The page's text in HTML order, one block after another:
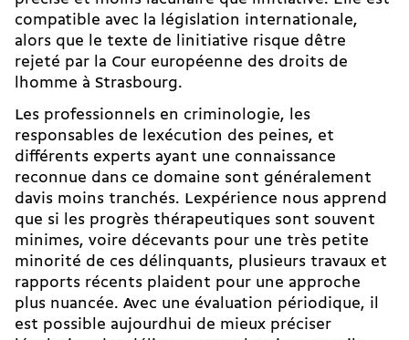
compatible avec la législation internationale,
alors que le texte de linitiative risque dêtre
rejeté par la Cour européenne des droits de
lhomme à Strasbourg.
Les professionnels en criminologie, les
responsables de lexécution des peines, et
différents experts ayant une connaissance
reconnue dans ce domaine sont généralement
davis moins tranchés. Lexpérience nous apprend
que si les progrès thérapeutiques sont souvent
minimes, voire décevants pour une très petite
minorité de ces délinquants, plusieurs travaux et
rapports récents plaident pour une approche
plus nuancée. Avec une évaluation périodique, il
est possible aujourdhui de mieux préciser